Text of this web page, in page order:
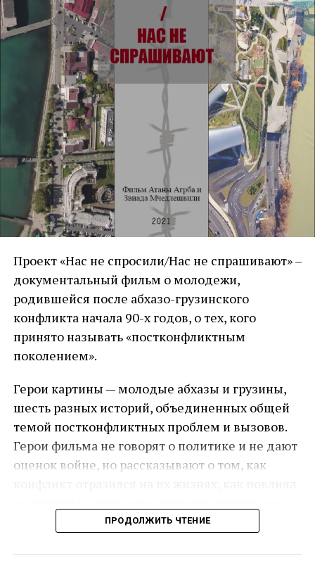
Проект «Нас не спросили/Нас не спрашивают» –
документальный фильм о молодежи,
родившейся после абхазо-грузинского
конфликта начала 90-х годов, о тех, кого
принято называть «постконфликтным
поколением».
Герои картины — молодые абхазы и грузины,
шесть разных историй, объединенных общей
темой постконфликтных проблем и вызовов.
Герои фильма не говорят о политике и не дают
оценок войне, но рассказывают о том, как
что, наоборот, удалось приобрести и какие
ПРОДОЛЖИТЬ ЧТЕНИЕ